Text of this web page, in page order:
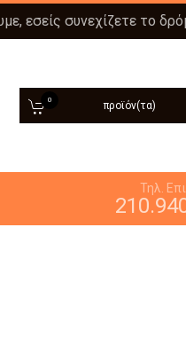
εσείς συνεχίζετε το
0 προϊόν(τα)
Τηλ.